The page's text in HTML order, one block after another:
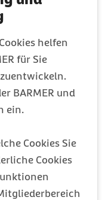
Cookies helfen
für Sie
BARMER und
ein.
Cookies Sie
Cookies